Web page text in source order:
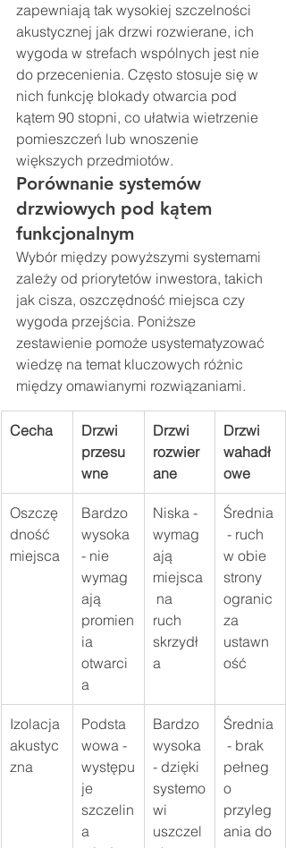
zapewniają tak wysokiej szczelności
akustycznej jak drzwi rozwierane, ich
wygoda w strefach wspólnych jest nie
do przecenienia. Często stosuje się w
nich funkcję blokady otwarcia pod
kątem 90 stopni, co ułatwia wietrzenie
pomieszczeń lub wnoszenie
większych przedmiotów.
Porównanie systemów
drzwiowych pod kątem
funkcjonalnym
Wybór między powyższymi systemami
zależy od priorytetów inwestora, takich
jak cisza, oszczędność miejsca czy
wygoda przejścia. Poniższe
zestawienie pomoże usystematyzować
wiedzę na temat kluczowych różnic
między omawianymi rozwiązaniami.
Cecha
Drzwi
przesu
wne
Drzwi
rozwier
ane
Drzwi
wahadł
owe
Oszczę
dność
miejsca
Bardzo
wysoka
- nie
wymag
ają
promien
ia
otwarci
a
Niska -
wymag
ają
miejsca
na
ruch
skrzydł
a
Średnia
- ruch
w obie
strony
ogranic
za
ustawn
ość
Izolacja
akustyc
zna
Podsta
wowa -
występu
je
szczelin
a
Bardzo
wysoka
- dzięki
systemo
wi
uszczel
Średnia
- brak
pełneg
o
przyleg
ania do